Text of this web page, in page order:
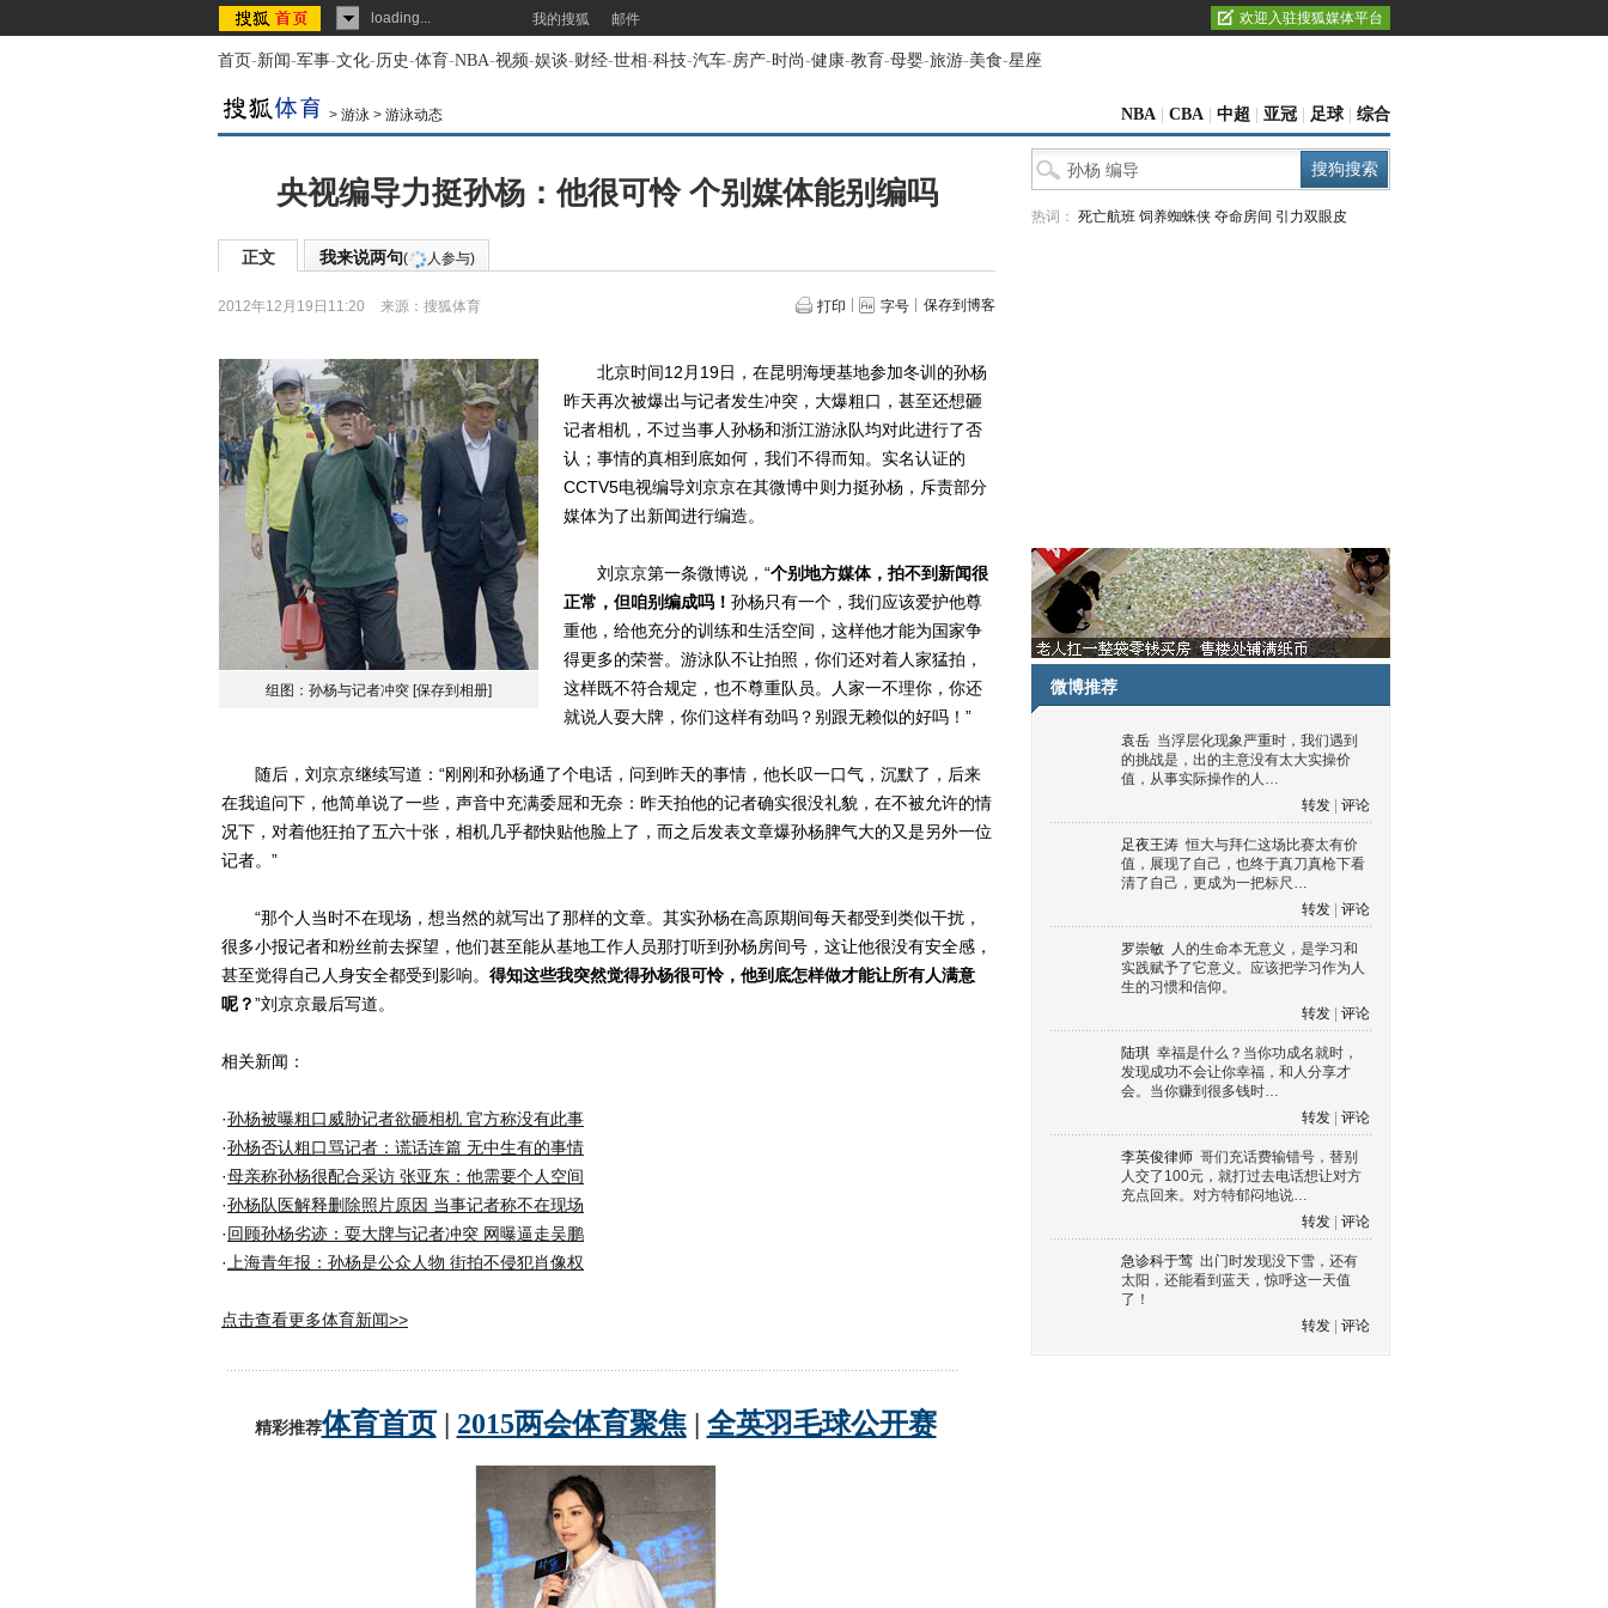
loading... 我的搜狐 邮件 欢迎入驻搜狐媒体平台
首页-新闻-军事-文化-历史-体育-NBA-视频-娱谈-财经-世相-科技-汽车-房产-时尚-健康-教育-母婴-旅游-美食-星座
> 游泳 > 游泳动态 NBA CBA 中超 亚冠 足球 综合
央视编导力挺孙杨：他很可怜 个别媒体能别编吗
正文 我来说两句( 人参与)
2012年12月19日11:20 来源： 搜狐体育 打印 字号 保存到博客
组图：孙杨与记者冲突 [保存到相册]
北京时间12月19日，在昆明海埂基地参加冬训的孙杨
昨天再次被爆出与记者发生冲突，大爆粗口，甚至还想砸
记者相机，不过当事人孙杨和浙江游泳队均对此进行了否
认；事情的真相到底如何，我们不得而知。实名认证的
CCTV5电视编导刘京京在其微博中则力挺孙杨，斥责部分
媒体为了出新闻进行编造。
刘京京第一条微博说，“个别地方媒体，拍不到新闻很
正常，但咱别编成吗！ 孙杨只有一个，我们应该爱护他尊
重他，给他充分的训练和生活空间，这样他才能为国家争
得更多的荣誉。游泳队不让拍照，你们还对着人家猛拍，
这样既不符合规定，也不尊重队员。人家一不理你，你还
就说人耍大牌，你们这样有劲吗？别跟无赖似的好吗！”
随后，刘京京继续写道：“刚刚和孙杨通了个电话，问到昨天的事情，他长叹一口气，沉默了，后来
在我追问下，他简单说了一些，声音中充满委屈和无奈：昨天拍他的记者确实很没礼貌，在不被允许的情
况下，对着他狂拍了五六十张，相机几乎都快贴他脸上了，而之后发表文章爆孙杨脾气大的又是另外一位
记者。”
“那个人当时不在现场，想当然的就写出了那样的文章。其实孙杨在高原期间每天都受到类似干扰，
很多小报记者和粉丝前去探望，他们甚至能从基地工作人员那打听到孙杨房间号，这让他很没有安全感，
甚至觉得自己人身安全都受到影响。 得知这些我突然觉得孙杨很可怜，他到底怎样做才能让所有人满意
呢？”刘京京最后写道。
相关新闻：
·孙杨被曝粗口威胁记者欲砸相机 官方称没有此事
·孙杨否认粗口骂记者：谎话连篇 无中生有的事情
·母亲称孙杨很配合采访 张亚东：他需要个人空间
·孙杨队医解释删除照片原因 当事记者称不在现场
·回顾孙杨劣迹：耍大牌与记者冲突 网曝逼走吴鹏
· 上海青年报：孙杨是公众人物 街拍不侵犯肖像权
点击查看更多体育新闻>>
热词： 死亡航班 饲养蜘蛛侠 夺命房间 引力双眼皮
微博推荐
袁岳 当浮层化现象严重时，我们遇到
的挑战是，出的主意没有太大实操价
值，从事实际操作的人…
转发
评论
足夜王涛 恒大与拜仁这场比赛太有价
值，展现了自己，也终于真刀真枪下看
清了自己，更成为一把标尺…
转发
评论
罗崇敏 人的生命本无意义，是学习和
实践赋予了它意义。应该把学习作为人
生的习惯和信仰。
转发
评论
陆琪 幸福是什么？当你功成名就时，
发现成功不会让你幸福，和人分享才
会。当你赚到很多钱时…
转发
评论
李英俊律师 哥们充话费输错号，替别
人交了100元，就打过去电话想让对方
充点回来。对方特郁闷地说…
转发
评论
急诊科于莺 出门时发现没下雪，还有
太阳，还能看到蓝天，惊呼这一天值
了！
转发
评论